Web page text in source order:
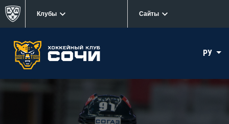
Клубы Сайты
РУ